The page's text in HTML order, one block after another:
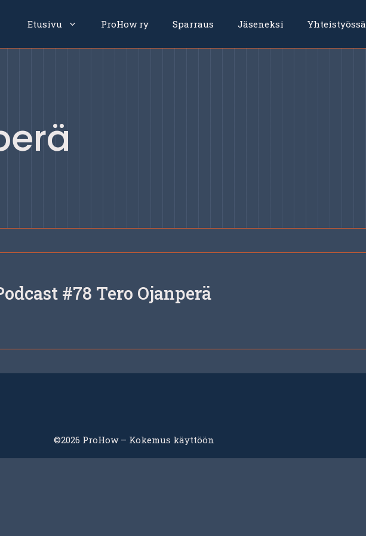
Etusivu ProHow ry Sparraus Jäseneksi Yhteistyössä
#78 Tero Ojanperä
©2026 ProHow – Kokemus käyttöön